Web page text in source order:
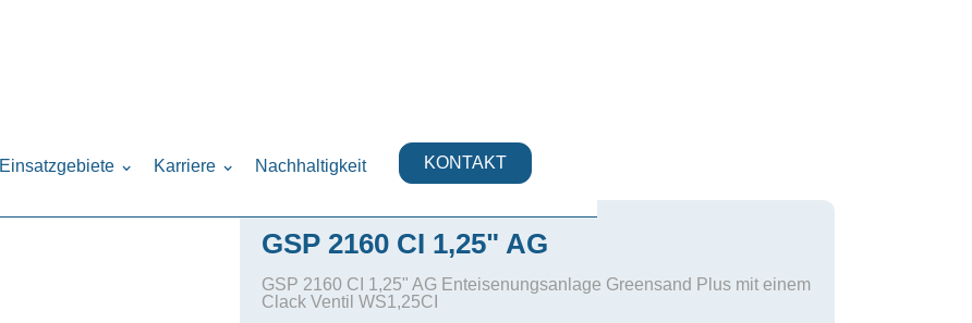
Einsatzgebiete Karriere Nachhaltigkeit KONTAKT
GSP 2160 CI 1,25" AG
GSP 2160 CI 1,25" AG Enteisenungsanlage Greensand Plus mit einem
Clack Ventil WS1,25CI